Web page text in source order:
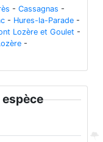
- Cassagnas -
- Hures-la-Parade -
Lozère et Goulet -
-